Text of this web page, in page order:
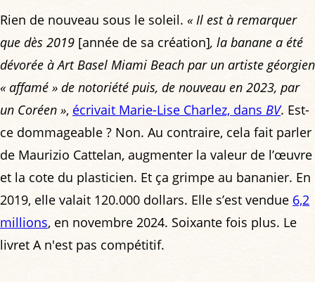
Rien de nouveau sous le soleil. « Il est à remarquer
que dès 2019 [année de sa création], la banane a été
dévorée à Art Basel Miami Beach par un artiste géorgien
« affamé » de notoriété puis, de nouveau en 2023, par
un Coréen », écrivait Marie-Lise Charlez, dans BV. Est-
ce dommageable ? Non. Au contraire, cela fait parler
de Maurizio Cattelan, augmenter la valeur de l’œuvre
et la cote du plasticien. Et ça grimpe au bananier. En
2019, elle valait 120.000 dollars. Elle s’est vendue 6,2
millions, en novembre 2024. Soixante fois plus. Le
livret A n'est pas compétitif.